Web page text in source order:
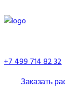
+7 499 714 82 32
Заказать